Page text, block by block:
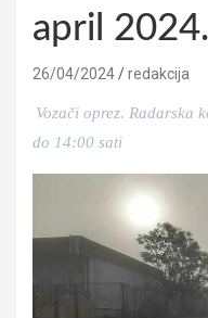
april
26/04/2024 redakcija
Vozači oprez. Radarska
do 14:00 sati